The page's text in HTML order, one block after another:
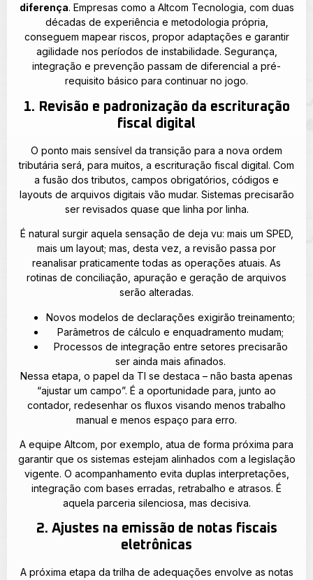
diferença. Empresas como a Altcom Tecnologia, com duas
décadas de experiência e metodologia própria,
conseguem mapear riscos, propor adaptações e garantir
agilidade nos períodos de instabilidade. Segurança,
integração e prevenção passam de diferencial a pré-
requisito básico para continuar no jogo.
1. Revisão e padronização da escrituração
fiscal digital
O ponto mais sensível da transição para a nova ordem
tributária será, para muitos, a escrituração fiscal digital. Com
a fusão dos tributos, campos obrigatórios, códigos e
layouts de arquivos digitais vão mudar. Sistemas precisarão
ser revisados quase que linha por linha.
É natural surgir aquela sensação de deja vu: mais um SPED,
mais um layout; mas, desta vez, a revisão passa por
reanalisar praticamente todas as operações atuais. As
rotinas de conciliação, apuração e geração de arquivos
serão alteradas.
Novos modelos de declarações exigirão treinamento;
Parâmetros de cálculo e enquadramento mudam;
Processos de integração entre setores precisarão
ser ainda mais afinados.
Nessa etapa, o papel da TI se destaca – não basta apenas
“ajustar um campo”. É a oportunidade para, junto ao
contador, redesenhar os fluxos visando menos trabalho
manual e menos espaço para erro.
A equipe Altcom, por exemplo, atua de forma próxima para
garantir que os sistemas estejam alinhados com a legislação
vigente. O acompanhamento evita duplas interpretações,
integração com bases erradas, retrabalho e atrasos. É
aquela parceria silenciosa, mas decisiva.
2. Ajustes na emissão de notas fiscais
eletrônicas
A próxima etapa da trilha de adequações envolve as notas